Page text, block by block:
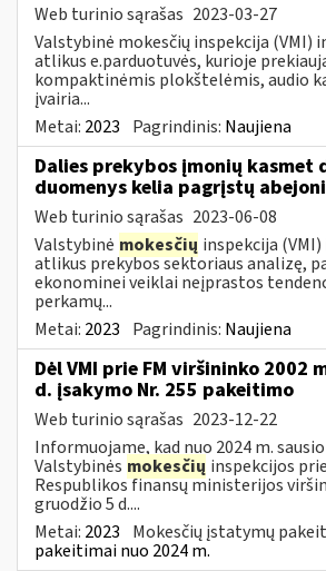
Web turinio sąrašas 2023-03-27
Valstybinė mokesčių inspekcija (VMI)
atlikus e.parduotuvės, kurioje
kompaktinėmis plokštelėmis, audio
įvairia...
Metai: 2023 Pagrindinis: Naujiena
Dalies prekybos įmonių kasmet
duomenys kelia pagrįstų
Web turinio sąrašas 2023-06-08
Valstybinė mokesčių inspekcija
atlikus prekybos sektoriaus analizę,
ekonominei veiklai neįprastos
perkamų...
Metai: 2023 Pagrindinis: Naujiena
Dėl VMI prie FM viršininko 2002
d. įsakymo Nr. 255 pakeitimo
Web turinio sąrašas 2023-12-22
Informuojame, kad nuo 2024 m.
Valstybinės mokesčių inspekcijos
Respublikos finansų ministerijos
gruodžio 5 d....
Metai: 2023 Mokesčių įstatymų
pakeitimai nuo 2024 m.